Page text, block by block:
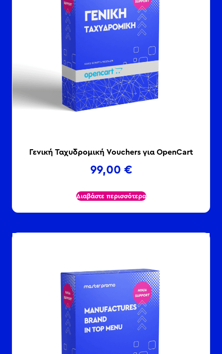
Γενική Ταχυδρομική Vouchers για OpenCart
99,00 €
Διαβάστε περισσότερα